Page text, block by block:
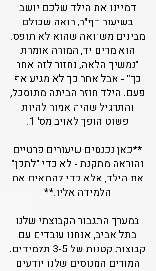
דמיינו את הילד שלכם יושב
בשיעור דף"ר, רואה שכולם
מבינים משוואה שהוא לא תופס.
הוא מרים יד, המורה אומרת
"נמשיך הלאה, נחזור לזה אחר
כך" - אבל אחר כך לא מגיע אף
פעם. הילד חוזר הביתה מתוסכל,
והתרגיל שהיה אמור להיות
פשוט הופך לאויב מס' 1.
**כאן נכנסים שיעורים פרטיים
והוראה מתקנת - לא כדי "לתקן"
את הילד, אלא כדי להתאים את
הלמידה אליו.**
במערך התגבור הקבוצתי שלנו
בתל אביב, אנחנו עובדים עם
קבוצות קטנות של 3-5 תלמידים.
המורים המנוסים שלנו יודעים